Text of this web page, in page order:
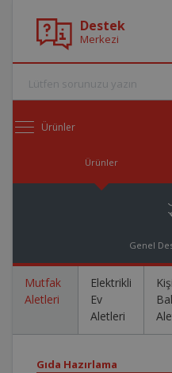
Destek
Merkezi
Ürünler
Ürünler
Genel
Mutfak
Aletleri
Elektrikli
Ev
Aletleri
Gıda Hazırlama